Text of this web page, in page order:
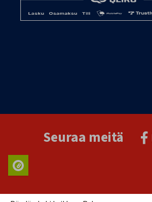
Seuraa meitä